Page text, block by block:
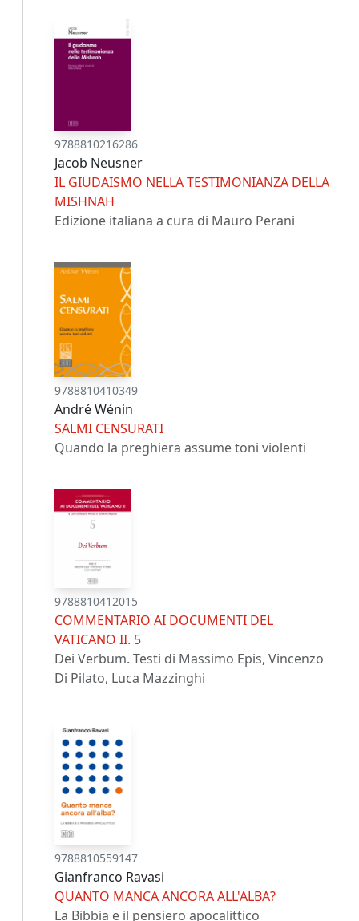
9788810216286
Jacob Neusner
IL GIUDAISMO NELLA TESTIMONIANZA DELLA
MISHNAH
Edizione italiana a cura di Mauro Perani
9788810410349
André Wénin
SALMI CENSURATI
Quando la preghiera assume toni violenti
9788810412015
COMMENTARIO AI DOCUMENTI DEL
VATICANO II. 5
Dei Verbum. Testi di Massimo Epis, Vincenzo
Di Pilato, Luca Mazzinghi
9788810559147
Gianfranco Ravasi
QUANTO MANCA ANCORA ALL'ALBA?
La Bibbia e il pensiero apocalittico